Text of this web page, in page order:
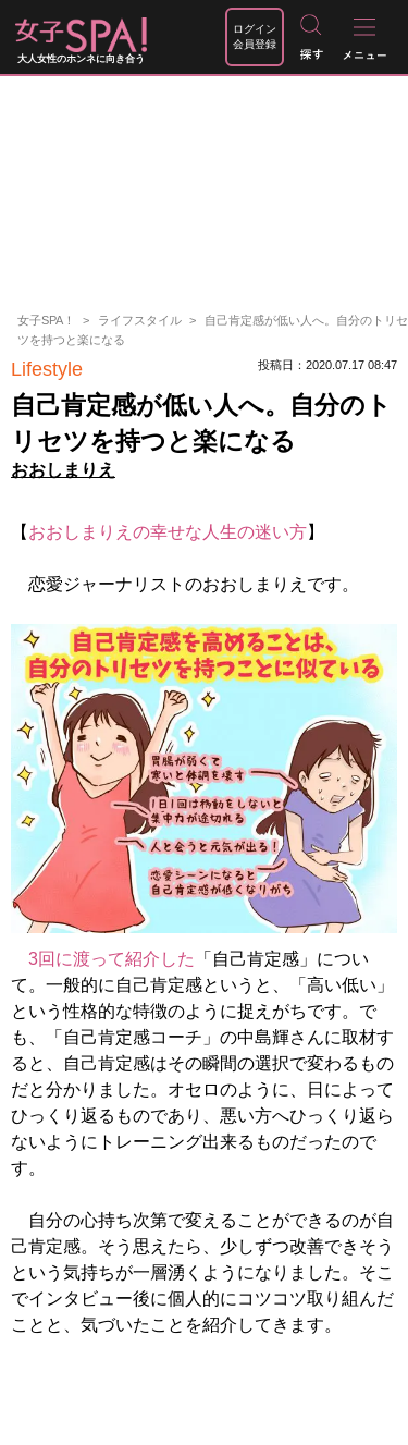
大人女性のホンネに向き合う
ログイン
会員登録
女子SPA！ ライフスタイル
自己肯定感が低い人へ。自分のトリセ
ツを持つと楽になる
Lifestyle 投稿日：2020.07.17 08:47
自己肯定感が低い人へ。自分のト
リセツを持つと楽になる
おおしまりえ
【 おおしまりえの幸せな人生の迷い方】
恋愛ジャーナリストのおおしまりえです。
3回に渡って紹介した
「自己肯定感」につい
て。一般的に自己肯定感というと、「高い低い」
という性格的な特徴のように捉えがちです。で
も、「自己肯定感コーチ」の中島輝さんに取材す
ると、自己肯定感はその瞬間の選択で変わるもの
だと分かりました。オセロのように、日によって
ひっくり返るものであり、悪い方へひっくり返ら
ないようにトレーニング出来るものだったので
す。
自分の心持ち次第で変えることができるのが自
己肯定感。そう思えたら、少しずつ改善できそう
という気持ちが一層湧くようになりました。そこ
でインタビュー後に個人的にコツコツ取り組んだ
ことと、気づいたことを紹介してきます。